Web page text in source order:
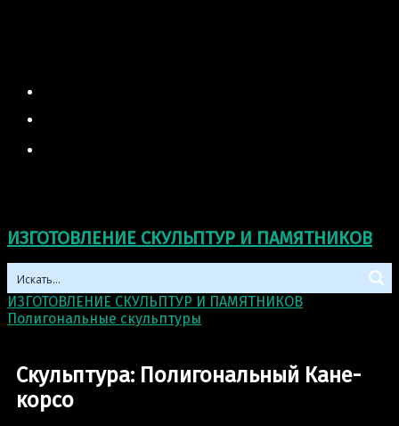
ИЗГОТОВЛЕНИЕ СКУЛЬПТУР И ПАМЯТНИКОВ
ИЗГОТОВЛЕНИЕ СКУЛЬПТУР И ПАМЯТНИКОВ
Полигональные скульптуры
Скульптура: Полигональный Кане-
корсо